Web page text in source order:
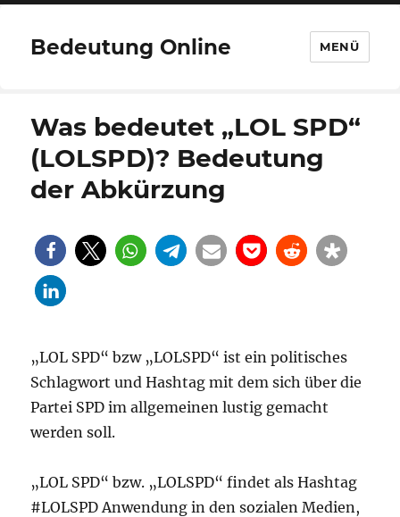
Bedeutung Online MENÜ
Was bedeutet „LOL SPD“
(LOLSPD)? Bedeutung
der Abkürzung
„LOL SPD“ bzw „LOLSPD“ ist ein politisches
Schlagwort und Hashtag mit dem sich über die
Partei SPD im allgemeinen lustig gemacht
werden soll.
„LOL SPD“ bzw. „LOLSPD“ findet als Hashtag
#LOLSPD Anwendung in den sozialen Medien,